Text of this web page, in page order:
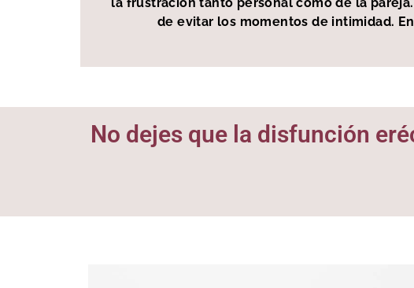
la frustración tanto personal como de la
de evitar los momentos de intimidad.
No dejes que la disfunción